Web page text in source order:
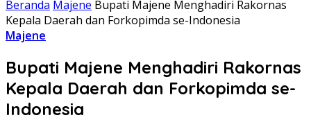
Beranda Majene Bupati Majene Menghadiri Rakornas
Kepala Daerah dan Forkopimda se-Indonesia
Majene
Bupati Majene Menghadiri Rakornas
Kepala Daerah dan Forkopimda se-
Indonesia